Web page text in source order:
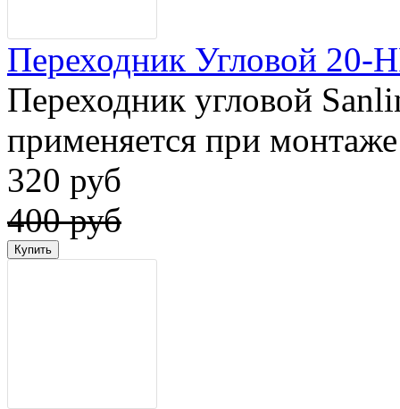
Переходник Угловой 20-
Переходник угловой
применяется при
320 руб
400 руб